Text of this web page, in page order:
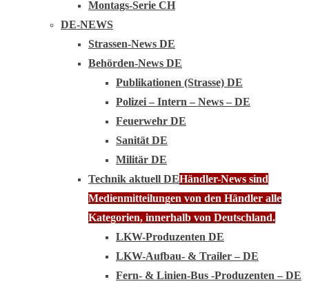
Montags-Serie CH
DE-NEWS
Strassen-News DE
Behörden-News DE
Publikationen (Strasse) DE
Polizei – Intern – News – DE
Feuerwehr DE
Sanität DE
Militär DE
Technik aktuell DEHändler-News sind
Medienmitteilungen von den Händler alle
Kategorien, innerhalb von Deutschland.
LKW-Produzenten DE
LKW-Aufbau- & Trailer – DE
Fern- & Linien-Bus -Produzenten – DE